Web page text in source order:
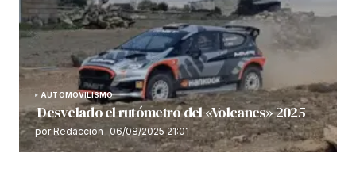
AUTOMOVILISMO
Desvelado el rutómetro del «Volcanes» 2025
por Redacción 06/08/2025 21:01